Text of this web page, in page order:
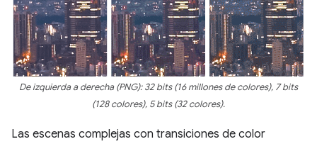
De izquierda a derecha (PNG): 32 bits (16 millones de colores), 7 bits
(128 colores), 5 bits (32 colores).
Las escenas complejas con transiciones de color